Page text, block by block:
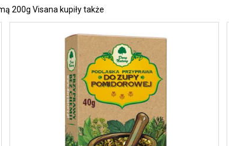
200g Visana kupiły także